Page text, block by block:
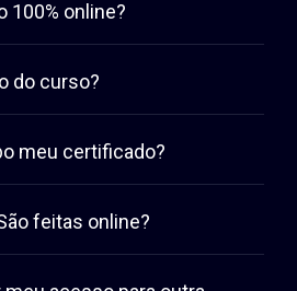
100% online?
do curso?
meu certificado?
feitas online?